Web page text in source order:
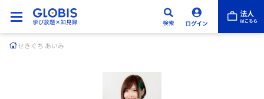
せきぐち あいみ